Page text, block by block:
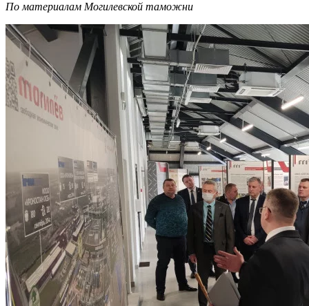
По материалам Могилевской таможни